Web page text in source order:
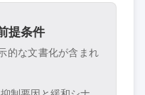
提条件
的な文書化が含まれ